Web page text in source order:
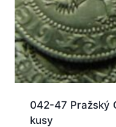
042-47 Pražský
kusy